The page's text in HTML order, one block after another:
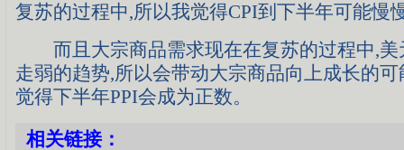
复苏的过程中,所以我觉得CPI到下半年可能慢
而且大宗商品需求现在在复苏的过程中,美
走弱的趋势,所以会带动大宗商品向上成长的
觉得下半年PPI会成为正数。
相关链接：